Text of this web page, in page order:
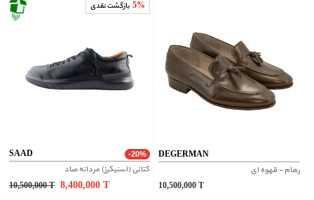
5% بازگشت نقدی
SAAD -20%
کتانی (اسنیکرز) مردانه صاد
10,500,000 T 8,400,000
DEGERMAN
رهام - قهوه ای
10,500,000